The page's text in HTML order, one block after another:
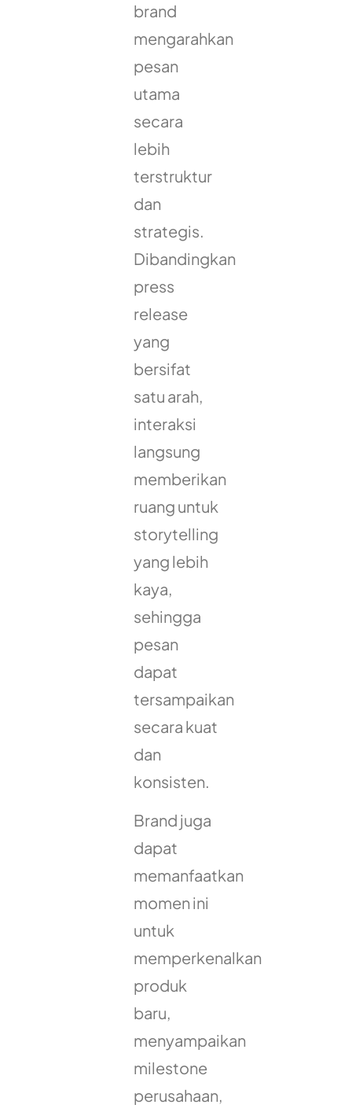
brand
mengarahkan
pesan
utama
secara
lebih
terstruktur
dan
strategis.
Dibandingkan
press
release
yang
bersifat
satu arah,
interaksi
langsung
memberikan
ruang untuk
storytelling
yang lebih
kaya,
sehingga
pesan
dapat
tersampaikan
secara kuat
dan
konsisten.
Brand juga
dapat
memanfaatkan
momen ini
untuk
memperkenalkan
produk
baru,
menyampaikan
milestone
perusahaan,